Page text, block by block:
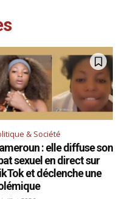
& Société
: elle diffuse son
sexuel en direct sur
et déclenche une